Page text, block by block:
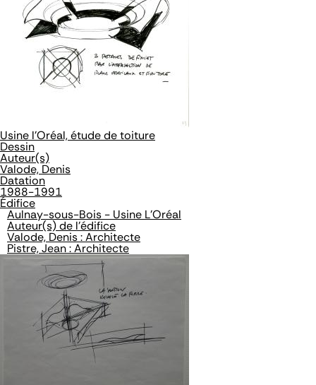
Usine l'Oréal, étude de toiture
Dessin
Auteur(s)
Valode, Denis
Datation
1988-1991
Édifice
Aulnay-sous-Bois - Usine L'Oréal
Auteur(s) de l'édifice
Valode, Denis : Architecte
Pistre, Jean : Architecte